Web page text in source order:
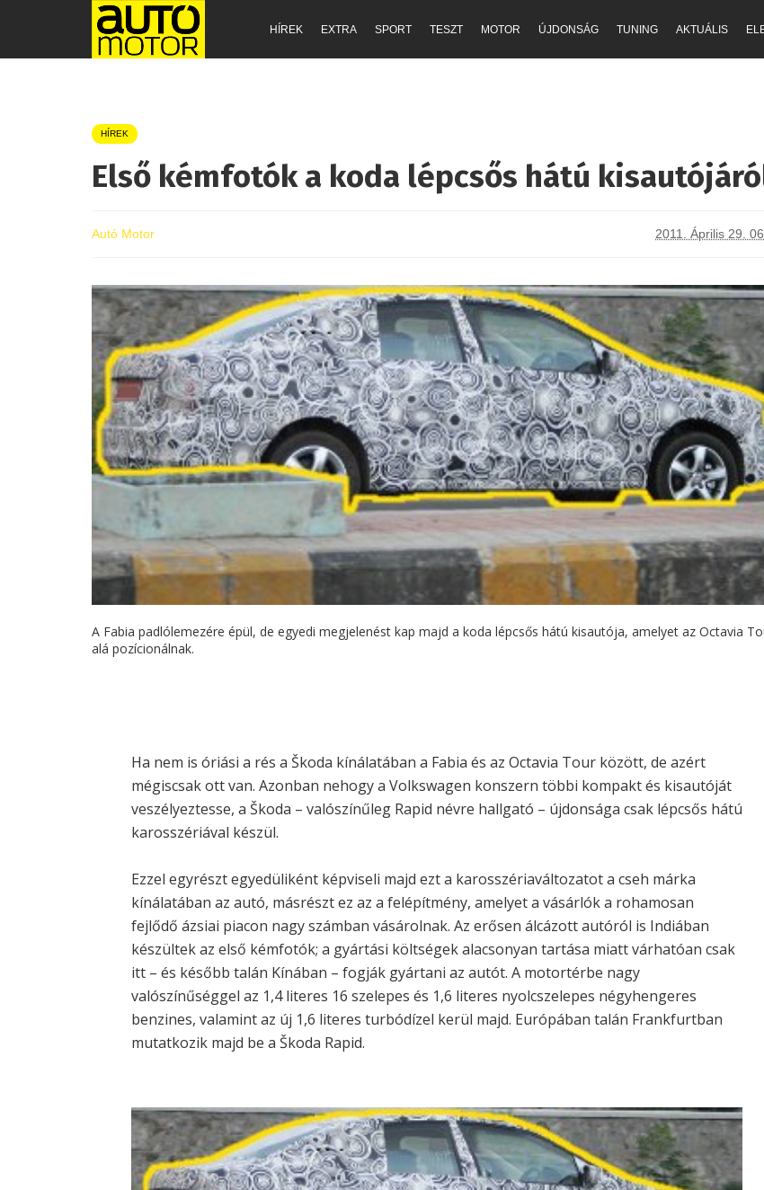
HÍREK EXTRA SPORT TESZT MOTOR ÚJDONSÁG TUNING AKTUÁLIS
HÍREK
Első kémfotók a koda lépcsős hátú
Autó Motor 2011. Április 29.
A Fabia padlólemezére épül, de egyedi megjelenést kap majd a koda lépcsős hátú kisautója, amelyet az Octavia
alá pozícionálnak.
Ha nem is óriási a rés a Škoda kínálatában a Fabia és az Octavia Tour között, de azért
mégiscsak ott van. Azonban nehogy a Volkswagen konszern többi kompakt és kisautóját
veszélyeztesse, a Škoda – valószínűleg Rapid névre hallgató – újdonsága csak lépcsős hátú
karosszériával készül.
Ezzel egyrészt egyedüliként képviseli majd ezt a karosszériaváltozatot a cseh márka
kínálatában az autó, másrészt ez az a felépítmény, amelyet a vásárlók a rohamosan
fejlődő ázsiai piacon nagy számban vásárolnak. Az erősen álcázott autóról is Indiában
készültek az első kémfotók; a gyártási költségek alacsonyan tartása miatt várhatóan csak
itt – és később talán Kínában – fogják gyártani az autót. A motortérbe nagy
valószínűséggel az 1,4 literes 16 szelepes és 1,6 literes nyolcszelepes négyhengeres
benzines, valamint az új 1,6 literes turbódízel kerül majd. Európában talán Frankfurtban
mutatkozik majd be a Škoda Rapid.